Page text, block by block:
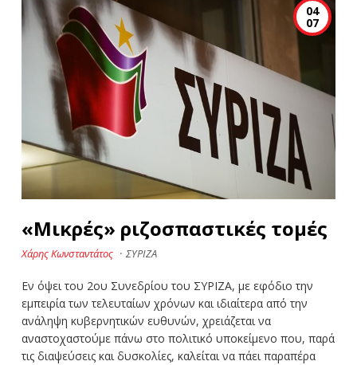
04
07
«Μικρές» ριζοσπαστικές τομές
Χάρης Κωνσταντάτος · ΣΥΡΙΖΑ
Εν όψει του 2ου Συνεδρίου του ΣΥΡΙΖΑ, με εφόδιο την
εμπειρία των τελευταίων χρόνων και ιδιαίτερα από την
ανάληψη κυβερνητικών ευθυνών, χρειάζεται να
αναστοχαστούμε πάνω στο πολιτικό υποκείμενο που, παρά
τις διαψεύσεις και δυσκολίες, καλείται να πάει παραπέρα